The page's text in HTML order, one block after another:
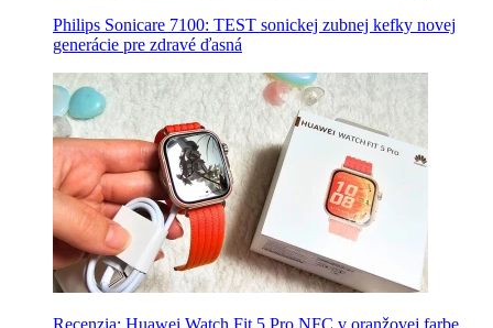
Philips Sonicare 7100: TEST sonickej zubnej kefky novej
generácie pre zdravé ďasná
Recenzia: Huawei Watch Fit 5 Pro NFC v oranžovej farbe